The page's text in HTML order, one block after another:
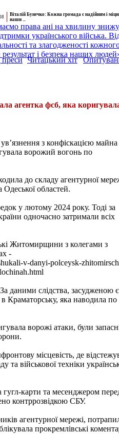
Віталій Бунечко: Кожна громада є надійним і
наши ...
права ані на хвилину
українського війська.
та злагодженості
результат і безпека наших
преси Читацький хіт
агентка фсб, яка
з конфіскацією майна
ворожий вогонь по
до складу агентурної
Одеської областей.
у лютому 2024 року. Тоді за
одночасно затримали всіх
Житомирщини з колегами з
-
v-danyi-polceysk-
даними слідства, засудженою
Краматорську, яка наводила по
ворожі атаки, були
місцевість, де
та військової техніки
гугл-карти та месенджером
контррозвідкою СБУ.
агентурної мережі,
прокремлівські